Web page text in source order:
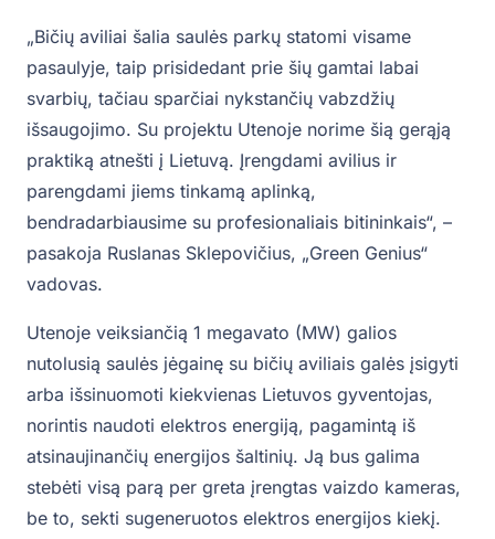
„Bičių aviliai šalia saulės parkų statomi visame
pasaulyje, taip prisidedant prie šių gamtai labai
svarbių, tačiau sparčiai nykstančių vabzdžių
išsaugojimo. Su projektu Utenoje norime šią gerąją
praktiką atnešti į Lietuvą. Įrengdami avilius ir
parengdami jiems tinkamą aplinką,
bendradarbiausime su profesionaliais bitininkais“, –
pasakoja Ruslanas Sklepovičius, „Green Genius“
vadovas.
Utenoje veiksiančią 1 megavato (MW) galios
nutolusią saulės jėgainę su bičių aviliais galės įsigyti
arba išsinuomoti kiekvienas Lietuvos gyventojas,
norintis naudoti elektros energiją, pagamintą iš
atsinaujinančių energijos šaltinių. Ją bus galima
stebėti visą parą per greta įrengtas vaizdo kameras,
be to, sekti sugeneruotos elektros energijos kiekį.